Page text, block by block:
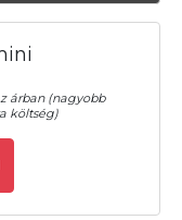
árban (nagyobb
költség)